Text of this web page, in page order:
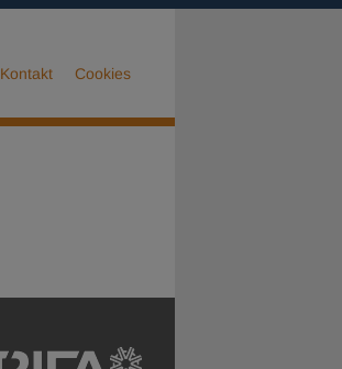
Kontakt Cookies